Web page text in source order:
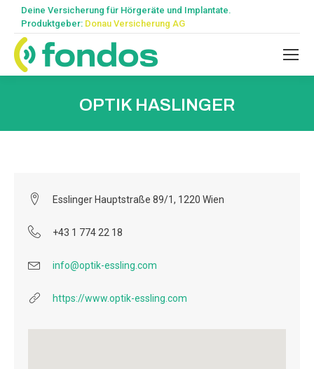
Deine Versicherung für Hörgeräte und Implantate.
Produktgeber: Donau Versicherung AG
OPTIK HASLINGER
Esslinger Hauptstraße 89/1, 1220 Wien
+43 1 774 22 18
info@optik-essling.com
https://www.optik-essling.com